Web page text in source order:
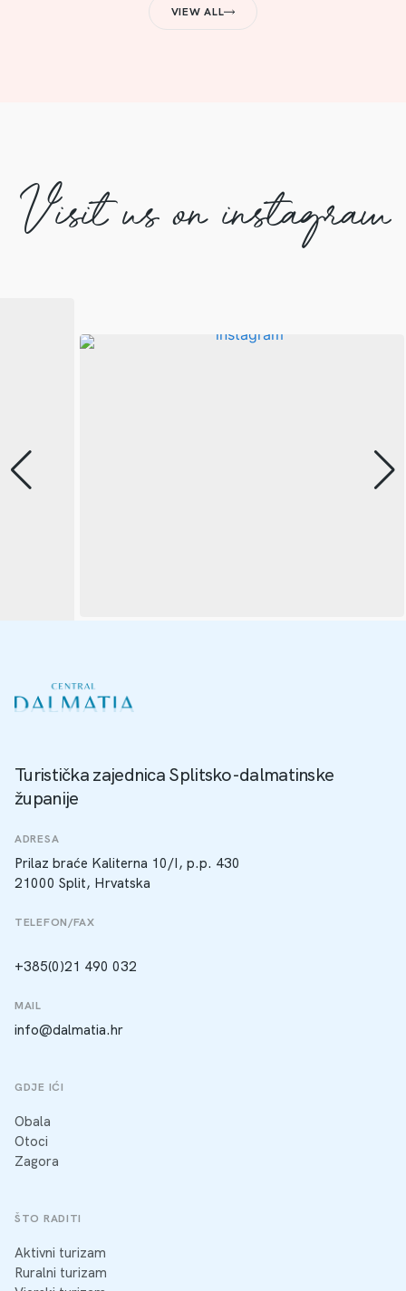
VIEW ALL
Visit us on instagram
Turistička zajednica Splitsko-dalmatinske
županije
ADRESA
Prilaz braće Kaliterna 10/I, p.p. 430
21000 Split, Hrvatska
TELEFON/FAX
+385(0)21 490 032
MAIL
info@dalmatia.hr
GDJE IĆI
Obala
Otoci
Zagora
ŠTO RADITI
Aktivni turizam
Ruralni turizam